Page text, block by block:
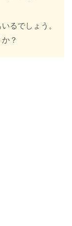
るでしょう。
？